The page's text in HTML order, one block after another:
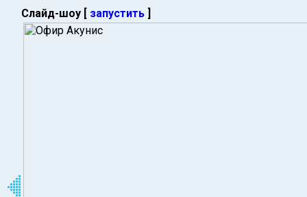
Слайд-шоу [ запустить ]